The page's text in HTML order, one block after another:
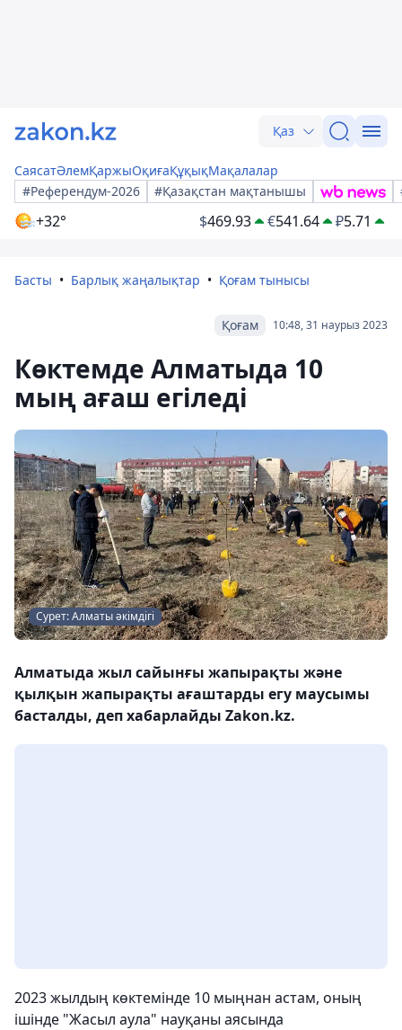
Қаз
СаясатӘлемҚаржыОқиғаҚұқықМақалалар
#Референдум-2026
#Қазақстан мақтанышы
+32° $469.93 €541.64 ₽5.71
Басты Барлық жаңалықтар Қоғам тынысы
10:48, 31 наурыз 2023
Қоғам
Көктемде Алматыда 10
мың ағаш егіледі
Сурет: Алматы әкімдігі
Алматыда жыл сайынғы жапырақты және
қылқын жапырақты ағаштарды егу маусымы
басталды, деп хабарлайды Zakon.kz.
2023 жылдың көктемінде 10 мыңнан астам, оның
ішінде "Жасыл аула" науқаны аясында